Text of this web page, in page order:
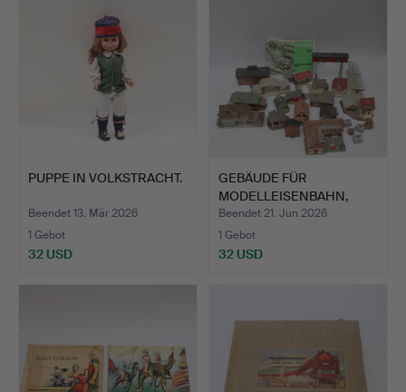
PUPPE IN VOLKSTRACHT.
Beendet 13. Mär 2026
1 Gebot
32 USD
GEBÄUDE FÜR
MODELLEISENBAHN,
Faller, Helja…
Beendet 21. Jun 2026
1 Gebot
32 USD